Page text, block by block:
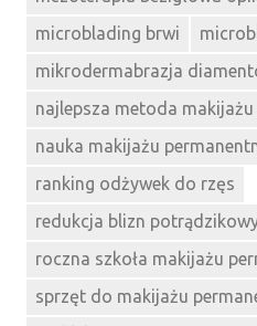
microblading brwi
mikrodermabrazja
najlepsza metoda
nauka makijażu
ranking odżywek do rzęs
redukcja blizn
roczna szkoła makijażu
sprzęt do makijażu